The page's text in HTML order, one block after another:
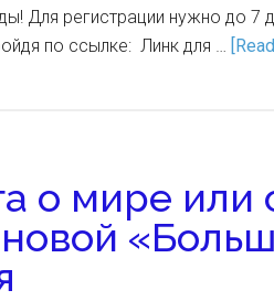
Для регистрации нужно до 7
по ссылке: Линк для …
о мире или